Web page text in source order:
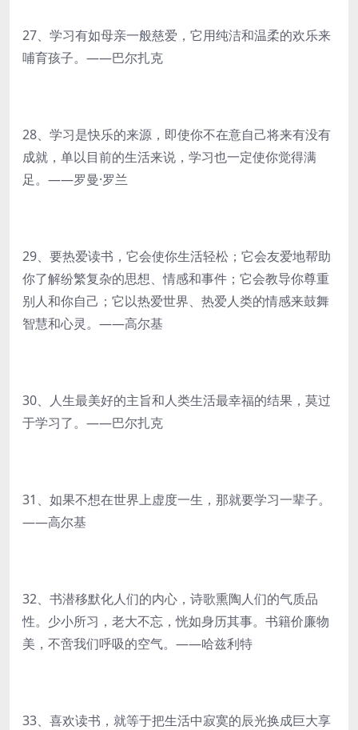
27、学习有如母亲一般慈爱，它用纯洁和温柔的欢乐来
哺育孩子。——巴尔扎克
28、学习是快乐的来源，即使你不在意自己将来有没有
成就，单以目前的生活来说，学习也一定使你觉得满
足。——罗曼·罗兰
29、要热爱读书，它会使你生活轻松；它会友爱地帮助
你了解纷繁复杂的思想、情感和事件；它会教导你尊重
别人和你自己；它以热爱世界、热爱人类的情感来鼓舞
智慧和心灵。——高尔基
30、人生最美好的主旨和人类生活最幸福的结果，莫过
于学习了。——巴尔扎克
31、如果不想在世界上虚度一生，那就要学习一辈子。
——高尔基
32、书潜移默化人们的内心，诗歌熏陶人们的气质品
性。少小所习，老大不忘，恍如身历其事。书籍价廉物
美，不啻我们呼吸的空气。——哈兹利特
33、喜欢读书，就等于把生活中寂寞的辰光换成巨大享